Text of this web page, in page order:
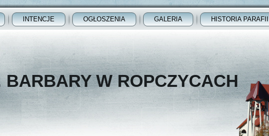
INTENCJE OGŁOSZENIA GALERIA HISTORIA PARAFII
BARBARY W ROPCZYCACH